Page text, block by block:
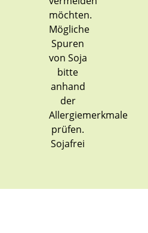
Sojafrei